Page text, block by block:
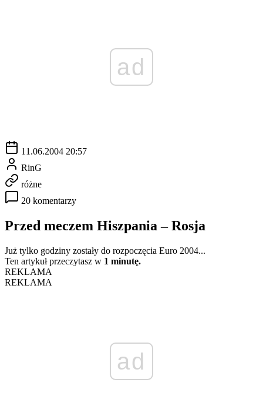
ad
11.06.2004 20:57
RinG
różne
20 komentarzy
Przed meczem Hiszpania – Rosja
Już tylko godziny zostały do rozpoczęcia Euro 2004...
Ten artykuł przeczytasz w 1 minutę.
REKLAMA
REKLAMA
ad